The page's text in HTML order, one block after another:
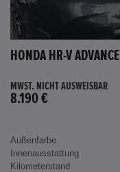
HONDA HR-V ADVANCE
MWST. NICHT AUSWEISBAR
8.190 €
Außenfarbe
Innenausstattung
Kilometerstand